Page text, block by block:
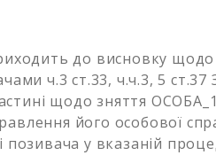
до висновку щодо
ч.3 ст.33, ч.ч.3, 5 ст.37
щодо зняття
його особової
у вказаній